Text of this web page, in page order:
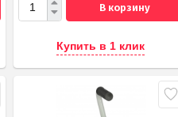
В корзину
Купить в 1 клик